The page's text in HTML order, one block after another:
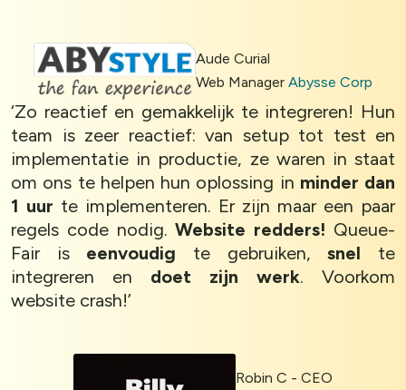
Aude Curial
Web ManagerAbysse Corp
‘Zo reactief en gemakkelijk te integreren! Hun
team is zeer reactief: van setup tot test en
implementatie in productie, ze waren in staat
om ons te helpen hun oplossing in minder dan
1 uur te implementeren. Er zijn maar een paar
regels code nodig.Website redders! Queue-
Fair is eenvoudig te gebruiken,snel te
integreren en doet zijn werk. Voorkom
website crash!’
Robin C - CEO